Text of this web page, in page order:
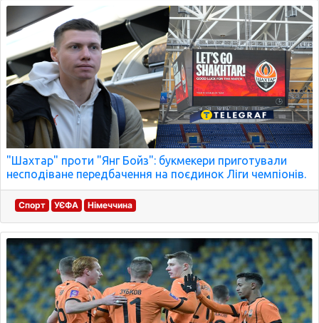
"Шахтар" проти "Янг Бойз": букмекери приготували
несподіване передбачення на поєдинок Ліги чемпіонів.
Спорт УЄФА Німеччина